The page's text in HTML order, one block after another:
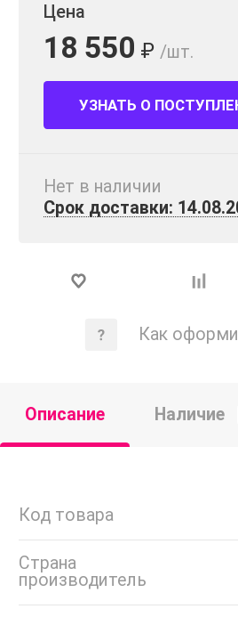
Цена
18 550 ₽ /шт.
УЗНАТЬ О
Нет в наличии
Срок доставки:
Как
Описание Наличие
Код товара
Страна
производитель